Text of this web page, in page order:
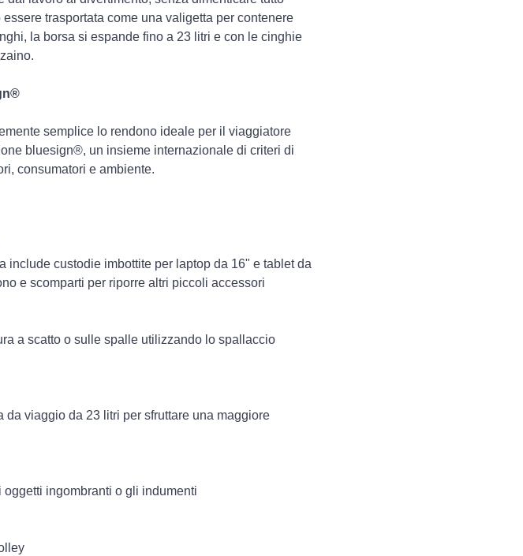
trasportata come una valigetta per contenere
la borsa si espande fino a 23 litri e con le cinghie
semplice lo rendono ideale per il viaggiatore
bluesign®, un insieme internazionale di criteri di
consumatori e ambiente.
include custodie imbottite per laptop da 16" e tablet da
e scomparti per riporre altri piccoli accessori
a scatto o sulle spalle utilizzando lo spallaccio
viaggio da 23 litri per sfruttare una maggiore
ingombranti o gli indumenti